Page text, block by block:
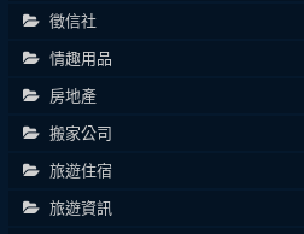
徵信社
情趣用品
房地產
搬家公司
旅遊住宿
旅遊資訊